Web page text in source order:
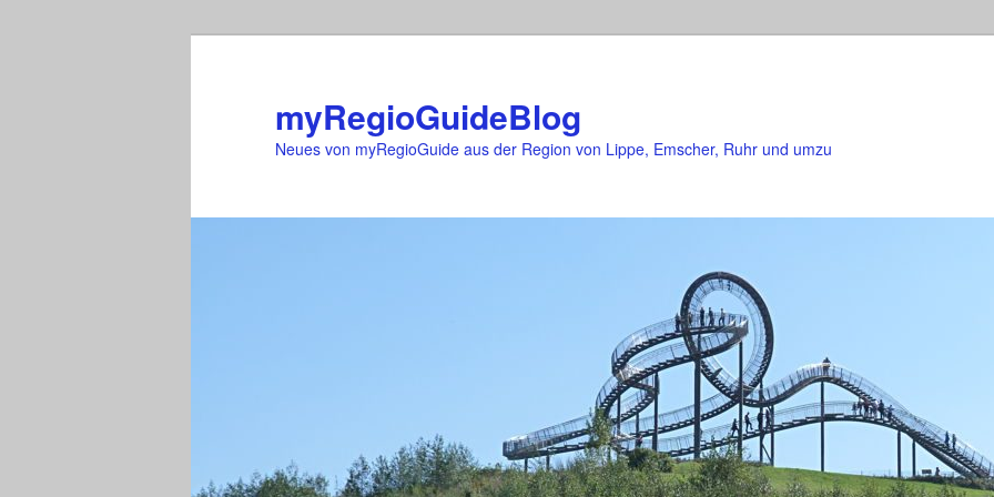
myRegioGuideBlog
Neues von myRegioGuide aus der Region von Lippe, Emscher, Ruhr und umzu